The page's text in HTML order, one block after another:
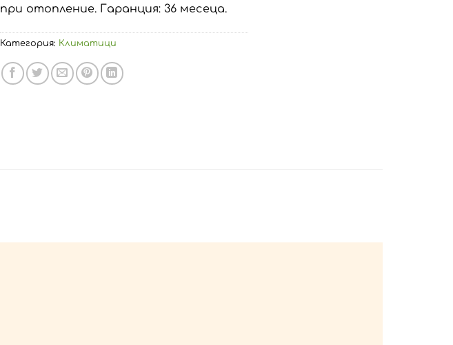
при отопление. Гаранция: 36 месеца.
Категория: Климатици